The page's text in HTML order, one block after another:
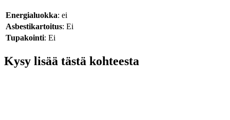
Energialuokka: ei
Asbestikartoitus: Ei
Tupakointi: Ei
Kysy lisää tästä kohteesta